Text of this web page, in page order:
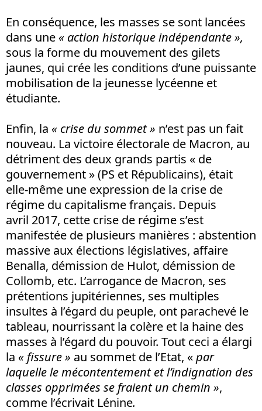
En conséquence, les masses se sont lancées
dans une « action historique indépendante »,
sous la forme du mouvement des gilets
jaunes, qui crée les conditions d’une puissante
mobilisation de la jeunesse lycéenne et
étudiante.
Enfin, la « crise du sommet » n’est pas un fait
nouveau. La victoire électorale de Macron, au
détriment des deux grands partis « de
gouvernement » (PS et Républicains), était
elle-même une expression de la crise de
régime du capitalisme français. Depuis
avril 2017, cette crise de régime s’est
manifestée de plusieurs manières : abstention
massive aux élections législatives, affaire
Benalla, démission de Hulot, démission de
Collomb, etc. L’arrogance de Macron, ses
prétentions jupitériennes, ses multiples
insultes à l’égard du peuple, ont parachevé le
tableau, nourrissant la colère et la haine des
masses à l’égard du pouvoir. Tout ceci a élargi
la « fissure » au sommet de l’Etat, «par
laquelle le mécontentement et l’indignation des
classes opprimées se fraient un chemin »,
comme l’écrivait Lénine.